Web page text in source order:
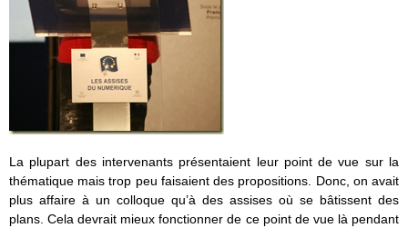
La plupart des intervenants présentaient leur point de vue sur la
thématique mais trop peu faisaient des propositions. Donc, on avait
plus affaire à un colloque qu’à des assises où se bâtissent des
plans. Cela devrait mieux fonctionner de ce point de vue là pendant